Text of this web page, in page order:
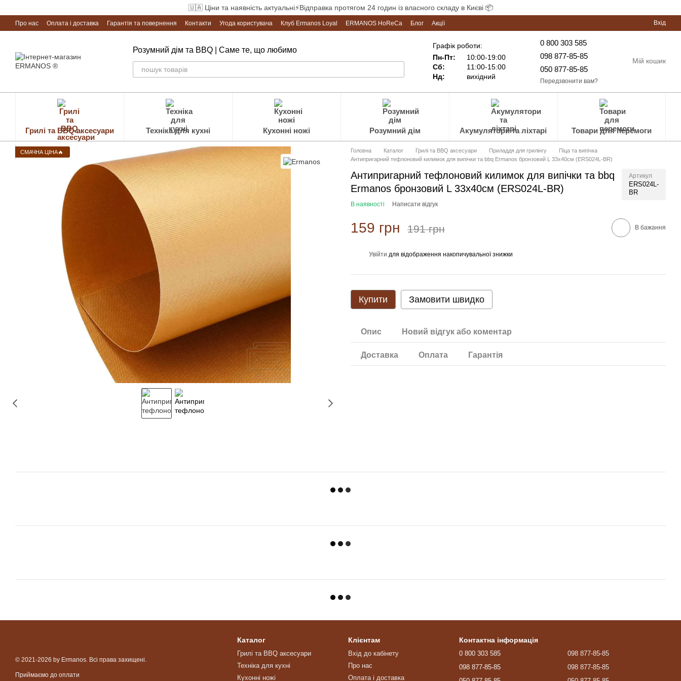
🇺🇦 Ціни та наявність актуальні⚡Відправка протягом 24 годин із власного складу в Києві 📦
Про нас Оплата і доставка Гарантія та повернення Контакти Угода користувача Клуб Ermanos Loyal ERMANOS HoReCa Блог Акції Вхід
Розумний дім та BBQ | Саме те, що любимо
Графік роботи:
Пн-Пт:
10:00-19:00
Сб:
11:00-15:00
Нд:
вихідний
0 800 303 585
098 877-85-85
050 877-85-85
Передзвонити вам?
Мій кошик
Грилі та BBQ аксесуари Техніка для кухні Кухонні ножі Розумний дім Акумулятори та ліхтарі Товари для перемоги
СМАЧНА ЦІНА🔥 Головна Каталог Грилі та BBQ аксесуари Приладдя для грилінгу
Піца та випічка
Антипригарний тефлоновий килимок для випічки та bbq Ermanos бронзовий L 33х40см (ERS024L-BR)
Антипригарний тефлоновий килимок для випічки та bbq
Ermanos бронзовий L 33х40см (ERS024L-BR)
Артикул
ERS024L-
BR
В наявності Написати відгук
159 грн 191 грн В бажання
Увійти для відображення накопичувальної знижки
Купити Замовити швидко
Опис Новий відгук або коментар
Доставка Оплата Гарантія
© 2021-2026 by Ermanos. Всі права захищені.
Приймаємо до оплати
Каталог
Грилі та BBQ аксесуари
Техніка для кухні
Кухонні ножі
Клієнтам
Вхід до кабінету
Про нас
Оплата і доставка
Контактна інформація
0 800 303 585
098 877-85-85
098 877-85-85
098 877-85-85